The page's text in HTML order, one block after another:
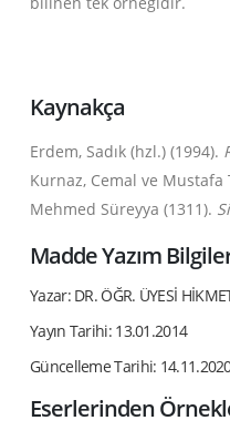
Kaynakça
Erdem, Sadık (hzl.) (1994).
Kurnaz, Cemal ve Mustafa
Mehmed Süreyya (1311).
Madde Yazım
Yazar: DR. ÖĞR. ÜYESİ
Yayın Tarihi: 13.01.2014
Güncelleme Tarihi:
Eserlerinden